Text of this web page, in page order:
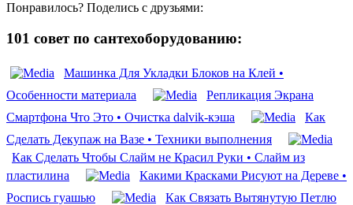
Понравилось? Поделись с друзьями:
101 совет по сантехоборудованию:
Машинка Для Укладки Блоков на Клей •
Особенности материала
Репликация Экрана
Смартфона Что Это • Очистка dalvik-кэша
Как
Сделать Декупаж на Вазе • Техники выполнения
Как Сделать Чтобы Слайм не Красил Руки • Слайм из
пластилина
Какими Красками Рисуют на Дереве •
Роспись гуашью
Как Связать Вытянутую Петлю